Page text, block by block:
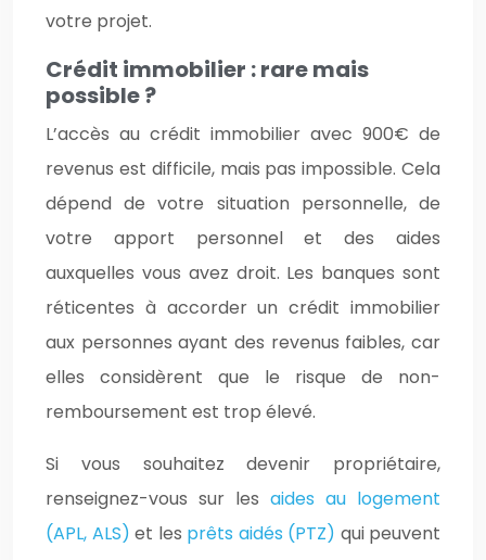
votre projet.
Crédit immobilier : rare mais
possible ?
L’accès au crédit immobilier avec 900€ de
revenus est difficile, mais pas impossible. Cela
dépend de votre situation personnelle, de
votre apport personnel et des aides
auxquelles vous avez droit. Les banques sont
réticentes à accorder un crédit immobilier
aux personnes ayant des revenus faibles, car
elles considèrent que le risque de non-
remboursement est trop élevé.
Si vous souhaitez devenir propriétaire,
renseignez-vous sur les aides au logement
(APL, ALS) et les prêts aidés (PTZ) qui peuvent